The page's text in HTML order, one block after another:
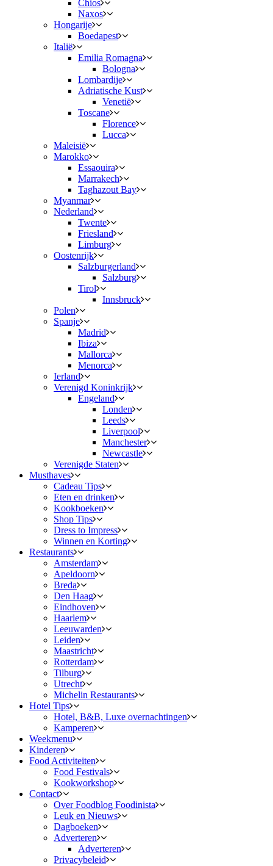
Chios
Naxos
Hongarije
Boedapest
Italië
Emilia Romagna
Bologna
Lombardije
Adriatische Kust
Venetië
Toscane
Florence
Lucca
Maleisië
Marokko
Essaouira
Marrakech
Taghazout Bay
Myanmar
Nederland
Twente
Friesland
Limburg
Oostenrijk
Salzburgerland
Salzburg
Tirol
Innsbruck
Polen
Spanje
Madrid
Ibiza
Mallorca
Menorca
Ierland
Verenigd Koninkrijk
Engeland
Londen
Leeds
Liverpool
Manchester
Newcastle
Verenigde Staten
Musthaves
Cadeau Tips
Eten en drinken
Kookboeken
Shop Tips
Dress to Impress
Winnen en Korting
Restaurants
Amsterdam
Apeldoorn
Breda
Den Haag
Eindhoven
Haarlem
Leeuwarden
Leiden
Maastricht
Rotterdam
Tilburg
Utrecht
Michelin Restaurants
Hotel Tips
Hotel, B&B, Luxe overnachtingen
Kamperen
Weekmenu
Kinderen
Food Activiteiten
Food Festivals
Kookworkshop
Contact
Over Foodblog Foodinista
Leuk en Nieuws
Dagboeken
Adverteren
Adverteren
Privacybeleid